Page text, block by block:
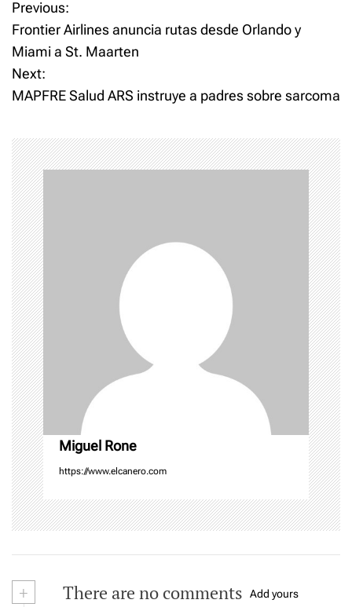
P
o
s
n
a
v
i
g
a
t
i
o
n
Previous:
Frontier Airlines anuncia rutas desde Orlando y
Miami a St. Maarten
Next:
MAPFRE Salud ARS instruye a padres sobre sarcoma
Miguel Rone
https://www.elcanero.com
+ There are no comments Add yours